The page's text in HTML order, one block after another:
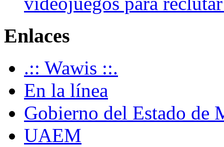
Enlaces
.:: Wawis ::.
En la línea
Gobierno del Estado de
UAEM